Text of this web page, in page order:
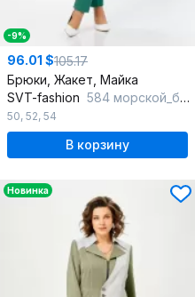
-9%
96.01 $105.17
Брюки, Жакет, Майка
SVT-fashion 584 морской_бриз
50, 52, 54
В корзину
Новинка